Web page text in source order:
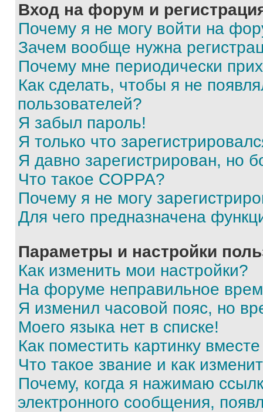
Вход на форум и
Почему я не могу войти на
Зачем вообще нужна
Почему мне периодически
Как сделать, чтобы я не
пользователей?
Я забыл пароль!
Я только что
Я давно зарегистрирован, но
Что такое COPPA?
Почему я не могу
Для чего предназначена
Параметры и настройки
Как изменить мои настройки?
На форуме неправильное
Я изменил часовой пояс, но
Моего языка нет в списке!
Как поместить картинку
Что такое звание и как
Почему, когда я нажимаю
электронного сообщения,